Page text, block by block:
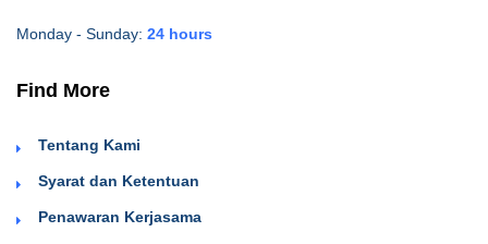
Monday - Sunday: 24 hours
Find More
Tentang Kami
Syarat dan Ketentuan
Penawaran Kerjasama